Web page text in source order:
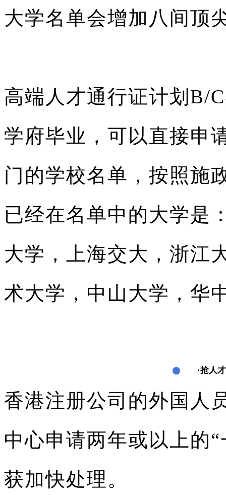
大学名单会增加八间顶
高端人才通行证计划B/
学府毕业，可以直接申
门的学校名单，按照施
已经在名单中的大学是
大学，上海交大，浙江
术大学，中山大学，华
·抢人
香港注册公司的外国人
中心申请两年或以上的
获加快处理。